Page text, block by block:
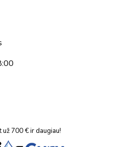
700 € ir daugiau!